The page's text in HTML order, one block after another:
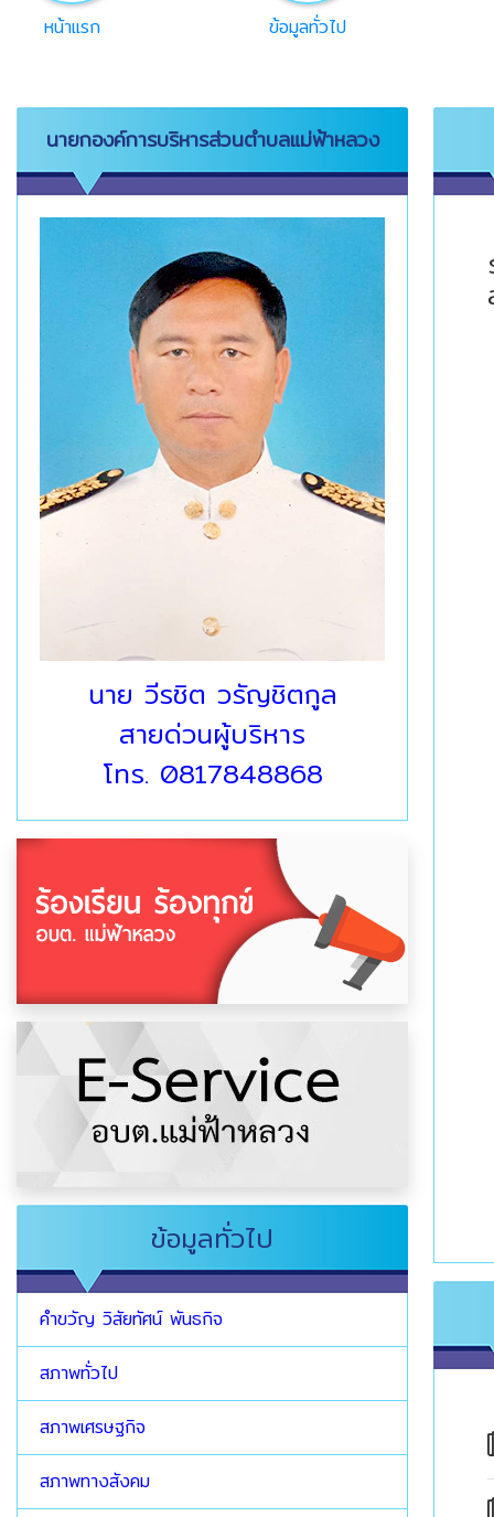
หน้าแรก ข้อมูลทั่วไป
นายกองค์การบริหารส่วนตำบลแม่ฟ้าหลวง
นาย วีรชิต วรัญชิตกูล
สายด่วนผู้บริหาร
โทร. 0817848868
ข้อมูลทั่วไป
คำขวัญ วิสัยทัศน์ พันธกิจ
สภาพทั่วไป
สภาพเศรษฐกิจ
สภาพทางสังคม